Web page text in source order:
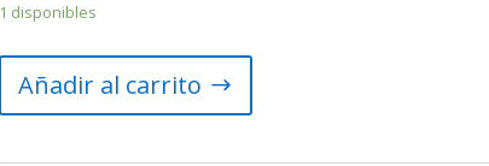
1 disponibles
Nebular
Añadir al carrito